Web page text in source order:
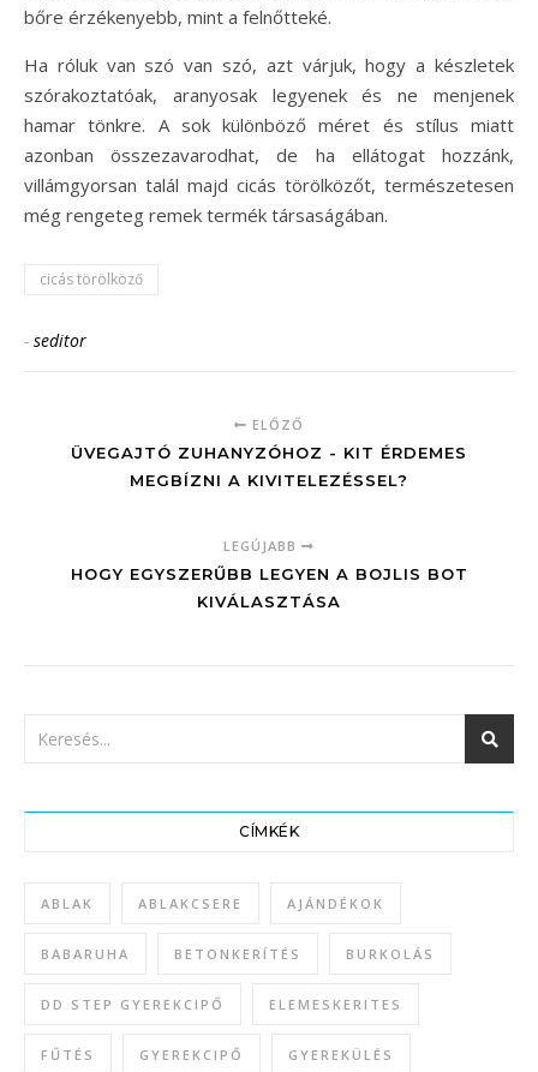
bőre érzékenyebb, mint a felnőtteké.
Ha róluk van szó van szó, azt várjuk, hogy a készletek
szórakoztatóak, aranyosak legyenek és ne menjenek
hamar tönkre. A sok különböző méret és stílus miatt
azonban összezavarodhat, de ha ellátogat hozzánk,
villámgyorsan talál majd cicás törölközőt, természetesen
még rengeteg remek termék társaságában.
cicás törölköző
- seditor
ELŐZŐ
ÜVEGAJTÓ ZUHANYZÓHOZ - KIT ÉRDEMES
MEGBÍZNI A KIVITELEZÉSSEL?
LEGÚJABB
HOGY EGYSZERŰBB LEGYEN A BOJLIS BOT
KIVÁLASZTÁSA
CÍMKÉK
ABLAK ABLAKCSERE AJÁNDÉKOK
BABARUHA BETONKERÍTÉS BURKOLÁS
DD STEP GYEREKCIPŐ ELEMESKERITES
FŰTÉS GYEREKCIPŐ GYEREKÜLÉS